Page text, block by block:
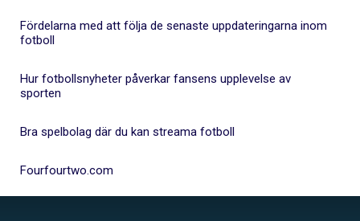
Fördelarna med att följa de senaste uppdateringarna inom
fotboll
Hur fotbollsnyheter påverkar fansens upplevelse av
sporten
Bra spelbolag där du kan streama fotboll
Fourfourtwo.com